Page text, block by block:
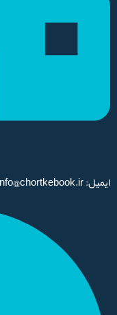
ایمیل: info@chortkebook.ir